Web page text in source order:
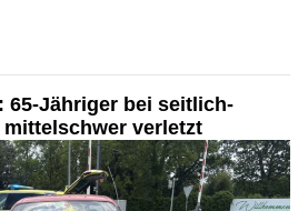
65-Jähriger bei seitlich-
verletzt